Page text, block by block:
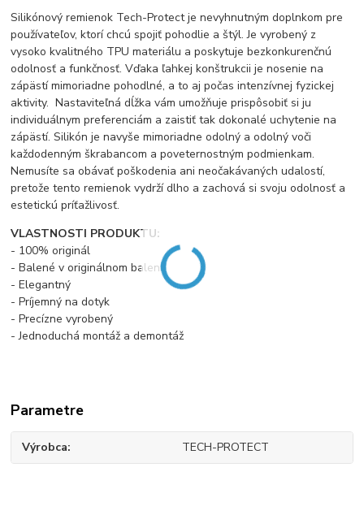
Silikónový remienok Tech-Protect je nevyhnutným doplnkom pre
používateľov, ktorí chcú spojiť pohodlie a štýl. Je vyrobený z
vysoko kvalitného TPU materiálu a poskytuje bezkonkurenčnú
odolnosť a funkčnosť.Vďaka ľahkej konštrukcii je nosenie na
zápästí mimoriadne pohodlné, a to aj počas intenzívnej fyzickej
aktivity.Nastaviteľná dĺžka vám umožňuje prispôsobiť si ju
individuálnym preferenciám a zaistiť tak dokonalé uchytenie na
zápästí.Silikón je navyše mimoriadne odolný a odolný voči
každodenným škrabancom a poveternostným podmienkam.
Nemusíte sa obávať poškodenia ani neočakávaných udalostí,
pretože tento remienok vydrží dlho a zachová si svoju odolnosť a
estetickú príťažlivosť.
VLASTNOSTI PRODUKTU:
- 100% originál
- Balené v originálnom balení
- Elegantný
- Príjemný na dotyk
- Precízne vyrobený
- Jednoduchá montáž a demontáž
Parametre
Výrobca TECH-PROTECT